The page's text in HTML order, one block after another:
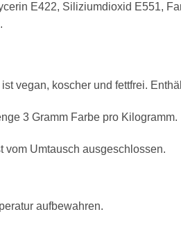
E422, Siliziumdioxid E551,
vegan, koscher und fettfrei.
3 Gramm Farbe pro Kilogramm.
vom Umtausch ausgeschlossen.
aufbewahren.